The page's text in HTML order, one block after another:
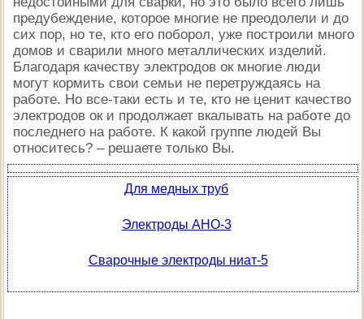
предубеждение, которое многие не преодолели и до
сих пор, но те, кто его поборол, уже построили много
домов и сварили много металлических изделий.
Благодаря качеству электродов ок многие люди
могут кормить свои семьи не перетруждаясь на
работе. Но все-таки есть и те, кто не ценит качество
электродов ок и продолжает вкалывать на работе до
последнего на работе. К какой группе людей Вы
относитесь? – решаете только Вы.
Для медных труб
Электроды АНО-3
Сварочные электроды ниат-5